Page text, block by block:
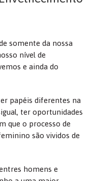
somente da nossa
nível de
e ainda do
papéis diferentes na
ter oportunidades
que o processo de
são vividos de
homens e